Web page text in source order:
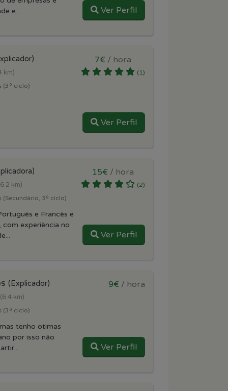
e...
Ver Perfil
km)
(3º ciclo)
7€ / hora
(1)
Ver Perfil
km)
(Secundário, 3º ciclo)
e Francês e
experiência no
15€ / hora
(2)
Ver Perfil
(Explicador)
(6.4 km)
(3º ciclo)
tenho otimas
por isso não
9€ / hora
Ver Perfil